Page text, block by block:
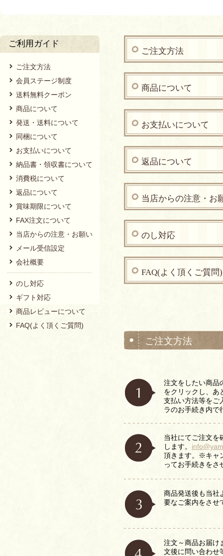
ご利用ガイド
ご注文方法
会員ステージ制度
送料無料クーポン
商品について
発送・送料について
同梱について
お支払いについて
納品書・領収書について
消費税について
返品について
賞味期限について
FAX注文について
当店からの注意・お願い
メール受信設定
会社概要
のし対応
ギフト対応
商品レビューについて
FAQ(よく頂くご質問)
ご注文方法
商品について
お支払いについて
返品について
当店からの注意・お
のし対応
FAQ(よく頂くご質問)
ご注文方法
注文をしたい商品
をクリックし、あ
支払い方法等をご
ラのお手続き内で
当社にてご注文を
します。
頂きます。※キャ
ってお手続きをさ
商品発送後も当社
要なご案内をさせ
注文～商品お届け
文後に問い合わせ